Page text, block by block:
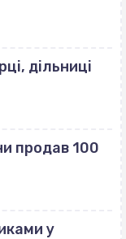
дільниці
продав 100
у